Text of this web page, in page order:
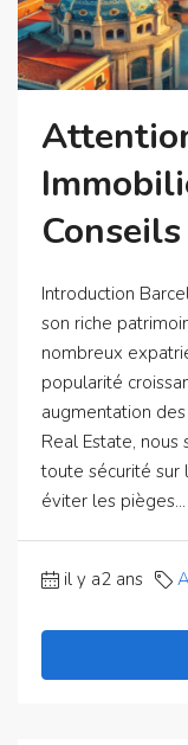
Introduction
son riche
nombreux
popularité
augmentation
Real Estate, nous
toute sécurité sur
éviter les pièges...
il y a2 ans